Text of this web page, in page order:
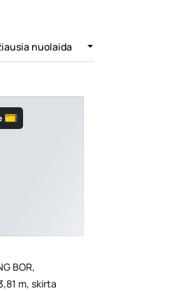
nuolaida
BOR,
m, skirta